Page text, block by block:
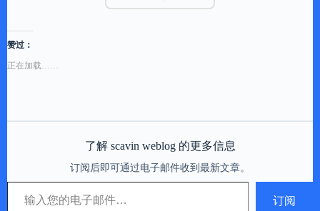
赞过：
正在加载……
了解 scavin weblog 的更多信息
订阅后即可通过电子邮件收到最新文章。
输入您的电子邮件…
订阅